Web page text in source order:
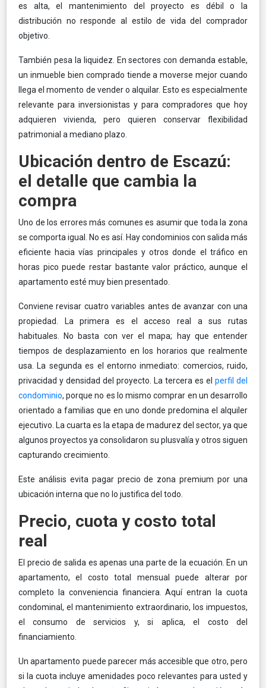
es alta, el mantenimiento del proyecto es débil o la
distribución no responde al estilo de vida del comprador
objetivo.
También pesa la liquidez. En sectores con demanda estable,
un inmueble bien comprado tiende a moverse mejor cuando
llega el momento de vender o alquilar. Esto es especialmente
relevante para inversionistas y para compradores que hoy
adquieren vivienda, pero quieren conservar flexibilidad
patrimonial a mediano plazo.
Ubicación dentro de Escazú:
el detalle que cambia la
compra
Uno de los errores más comunes es asumir que toda la zona
se comporta igual. No es así. Hay condominios con salida más
eficiente hacia vías principales y otros donde el tráfico en
horas pico puede restar bastante valor práctico, aunque el
apartamento esté muy bien presentado.
Conviene revisar cuatro variables antes de avanzar con una
propiedad. La primera es el acceso real a sus rutas
habituales. No basta con ver el mapa; hay que entender
tiempos de desplazamiento en los horarios que realmente
usa. La segunda es el entorno inmediato: comercios, ruido,
privacidad y densidad del proyecto. La tercera es el perfil del
condominio, porque no es lo mismo comprar en un desarrollo
orientado a familias que en uno donde predomina el alquiler
ejecutivo. La cuarta es la etapa de madurez del sector, ya que
algunos proyectos ya consolidaron su plusvalía y otros siguen
capturando crecimiento.
Este análisis evita pagar precio de zona premium por una
ubicación interna que no lo justifica del todo.
Precio, cuota y costo total
real
El precio de salida es apenas una parte de la ecuación. En un
apartamento, el costo total mensual puede alterar por
completo la conveniencia financiera. Aquí entran la cuota
condominal, el mantenimiento extraordinario, los impuestos,
el consumo de servicios y, si aplica, el costo del
financiamiento.
Un apartamento puede parecer más accesible que otro, pero
si la cuota incluye amenidades poco relevantes para usted y